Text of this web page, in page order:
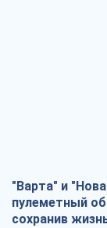
"Варта" и
пулеметный
сохранив